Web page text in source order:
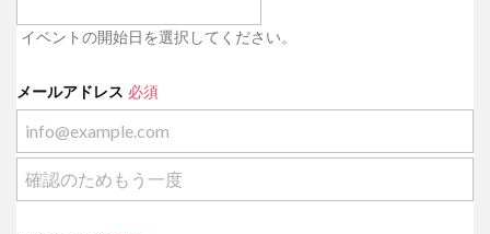
イベントの開始日を選択してください。
メールアドレス 必須